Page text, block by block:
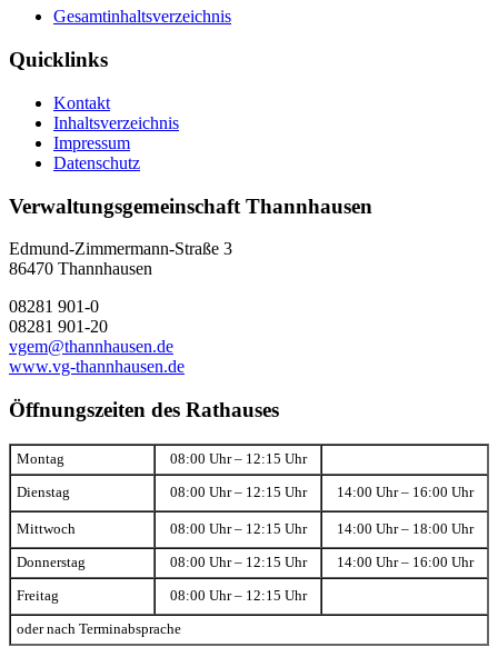
Gesamtinhaltsverzeichnis
Quicklinks
Kontakt
Inhaltsverzeichnis
Impressum
Datenschutz
Verwaltungsgemeinschaft Thannhausen
Edmund-Zimmermann-Straße 3
86470 Thannhausen
08281 901-0
08281 901-20
vgem@thannhausen.de
www.vg-thannhausen.de
Öffnungszeiten des Rathauses
Montag 08:00 Uhr – 12:15 Uhr
Dienstag 08:00 Uhr – 12:15 Uhr 14:00 Uhr – 16:00 Uhr
Mittwoch 08:00 Uhr – 12:15 Uhr 14:00 Uhr – 18:00 Uhr
Donnerstag 08:00 Uhr – 12:15 Uhr 14:00 Uhr – 16:00 Uhr
Freitag 08:00 Uhr – 12:15 Uhr
oder nach Terminabsprache